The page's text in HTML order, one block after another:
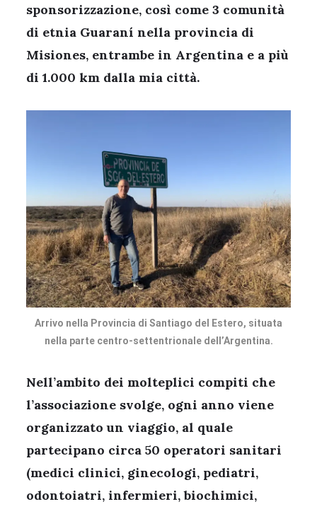
sponsorizzazione, così come 3 comunità
di etnia Guaraní nella provincia di
Misiones, entrambe in Argentina e a più
di 1.000 km dalla mia città.
Arrivo nella Provincia di Santiago del Estero, situata
nella parte centro-settentrionale dell’Argentina.
Nell’ambito dei molteplici compiti che
l’associazione svolge, ogni anno viene
organizzato un viaggio, al quale
partecipano circa 50 operatori sanitari
(medici clinici, ginecologi, pediatri,
odontoiatri, infermieri, biochimici,